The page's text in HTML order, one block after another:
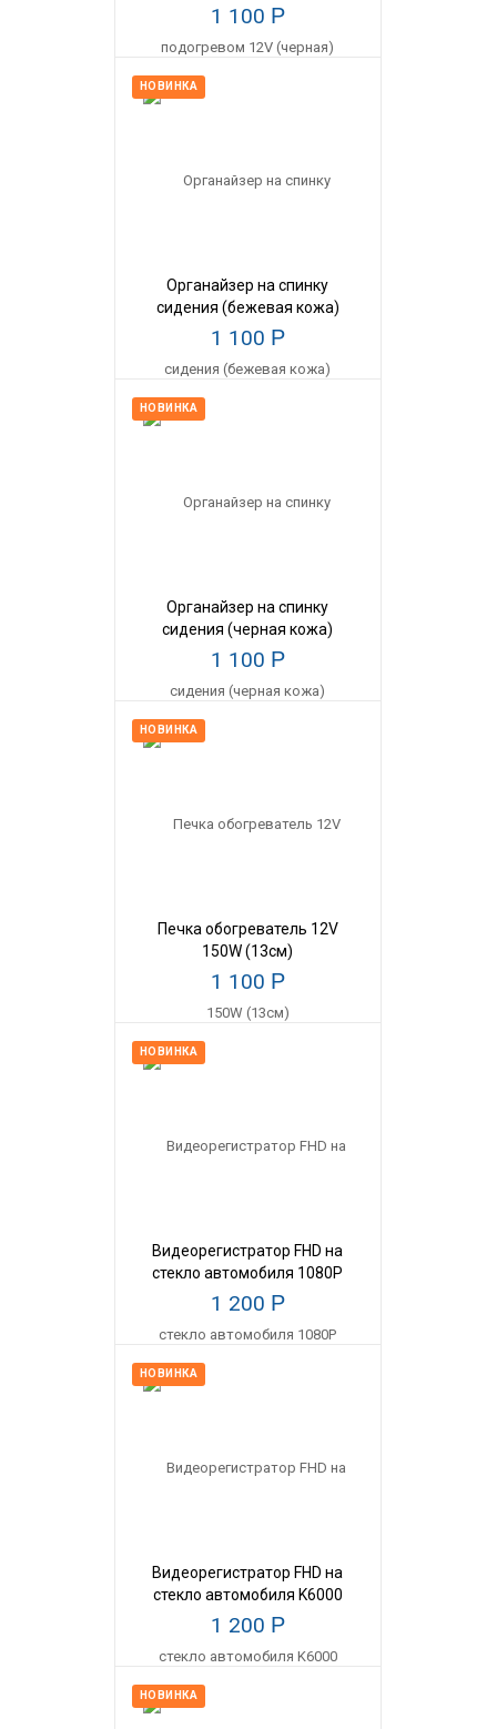
1 100 Р
НОВИНКА
Органайзер на спинку
сидения (бежевая кожа)
1 100 Р
НОВИНКА
Органайзер на спинку
сидения (черная кожа)
1 100 Р
НОВИНКА
Печка обогреватель 12V
150W (13см)
1 100 Р
НОВИНКА
Видеорегистратор FHD на
стекло автомобиля 1080P
1 200 Р
НОВИНКА
Видеорегистратор FHD на
стекло автомобиля K6000
1 200 Р
НОВИНКА